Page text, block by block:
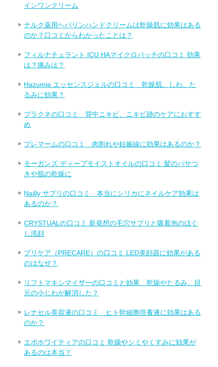
インワンクリーム
ナルク薬用ヘパリンハンドクリームは乾燥肌に効果はある
のか？口コミからわかったことは？
フィルナチュラント ICU HAマイクロパッチの口コミ 効果
は？痛みは？
Hazumie エッセンスジェルの口コミ 乾燥肌、しわ、た
るみに効果？
プラクネの口コミ 背中ニキビ、ニキビ跡のケアにおすす
め
プレマームの口コミ 肉割れや妊娠線に効果はあるのか？
モーガンズ ディープモイストオイルの口コミ 髪のパサつ
きや肌の乾燥に
Nailly サプリの口コミ 本当にシリカにネイルケア効果は
あるのか？
CRYSTUALの口コミ 新発想の毛穴サプリと吸着泡のほぐ
し洗顔
プリケア（PRECARE）の口コミ LED美顔器に効果がある
のはなぜ？
リフトマキシマイザーの口コミと効果 乾燥やたるみ、目
元の小じわが解消した？
レナセル美容液の口コミ ヒト幹細胞培養液に効果はある
のか？
エポホワイティアの口コミ 乾燥やシミやくすみに効果が
あるのは本当？